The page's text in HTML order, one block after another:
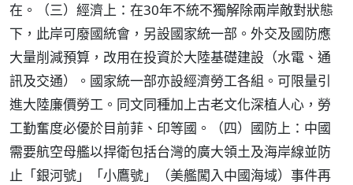
在。（三）經濟上：在30年不統不獨解除兩岸敵對狀態
下，此岸可廢國統會，另設國家統一部。外交及國防應
大量削減預算，改用在投資於大陸基礎建設（水電、通
訊及交通）。國家統一部亦設經濟勞工各組。可限量引
進大陸廉價勞工。同文同種加上古老文化深植人心，勞
工勤奮度必優於目前菲、印等國。（四）國防上：中國
需要航空母艦以捍衛包括台灣的廣大領土及海岸線並防
止「銀河號」「小鷹號」（美艦闖入中國海域）事件再